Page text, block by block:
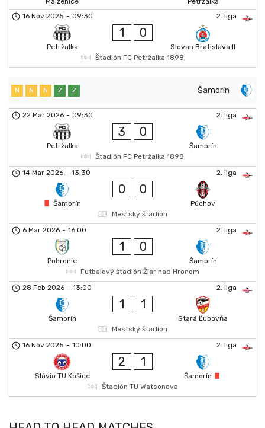
2. liga
16 Nov 2025 - 09:30
Petržalka
1 0
Slovan Bratislava II
Štadión FC Petržalka 1898
Šamorín
N N N Z Z
2. liga
22 Mar 2026 - 09:30
Petržalka
3 0
Šamorín
Štadión FC Petržalka 1898
2. liga
14 Mar 2026 - 13:30
Šamorín
0 0
Púchov
Mestský štadión
2. liga
6 Mar 2026 - 16:00
Pohronie
1 0
Šamorín
Futbalový štadión Žiar nad Hronom
2. liga
28 Feb 2026 - 13:00
Šamorín
1 1
Stará Ľubovňa
Mestský štadión
2. liga
16 Nov 2025 - 10:00
Slávia TU Košice
2 1
Šamorín
Štadión TU Watsonova